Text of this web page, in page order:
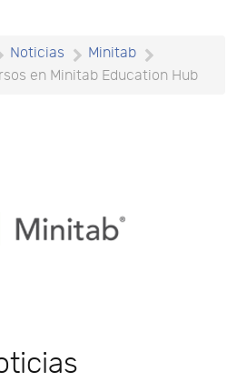
Noticias
Minitab
en Minitab Education Hub